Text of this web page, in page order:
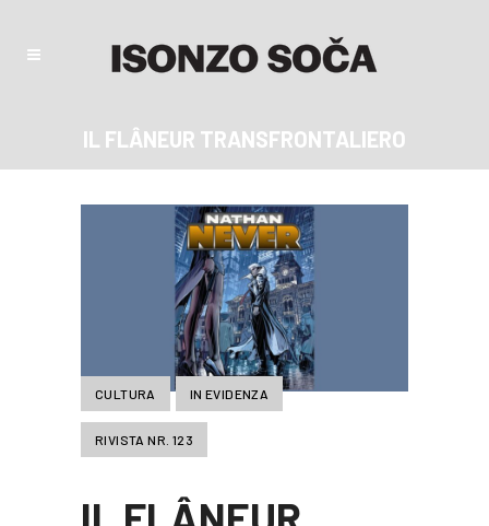
IL FLÂNEUR TRANSFRONTALIERO
CULTURA IN EVIDENZA
RIVISTA NR. 123